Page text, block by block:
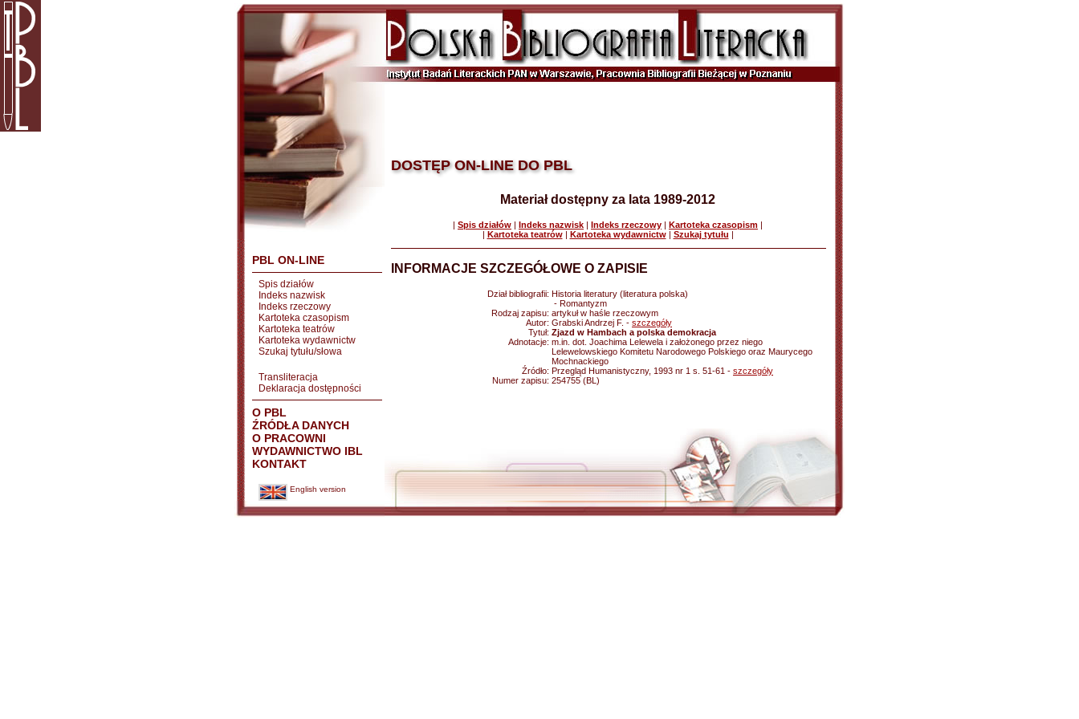
PBL ON-LINE
Spis działów
Indeks nazwisk
Indeks rzeczowy
Kartoteka czasopism
Kartoteka teatrów
Kartoteka wydawnictw
Szukaj tytułu/słowa
Transliteracja
Deklaracja dostępności
O PBL
ŹRÓDŁA DANYCH
O PRACOWNI
WYDAWNICTWO IBL
KONTAKT
English version
DOSTĘP ON-LINE DO PBL
Materiał dostępny za lata 1989-2012
| Spis działów | Indeks nazwisk | Indeks rzeczowy | Kartoteka czasopism |
| Kartoteka teatrów| Kartoteka wydawnictw| Szukaj tytułu |
INFORMACJE SZCZEGÓŁOWE O ZAPISIE
Dział bibliografii: Historia literatury (literatura polska)
- Romantyzm
Rodzaj zapisu: artykuł w haśle rzeczowym
Autor: Grabski Andrzej F. - szczegóły
Tytuł: Zjazd w Hambach a polska demokracja
Adnotacje: m.in. dot. Joachima Lelewela i założonego przez niego
Lelewelowskiego Komitetu Narodowego Polskiego oraz Maurycego
Mochnackiego
Źródło: Przegląd Humanistyczny, 1993 nr 1 s. 51-61 - szczegóły
Numer zapisu: 254755 (BL)